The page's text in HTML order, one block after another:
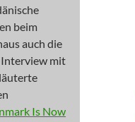
beim
auch die
Interview mit
Is Now